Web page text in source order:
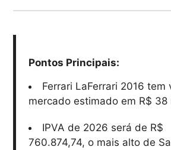
Pontos Principais:
Ferrari LaFerrari 2016 tem
mercado estimado em R$ 38
IPVA de 2026 será de R$
760.874,74, o mais alto de